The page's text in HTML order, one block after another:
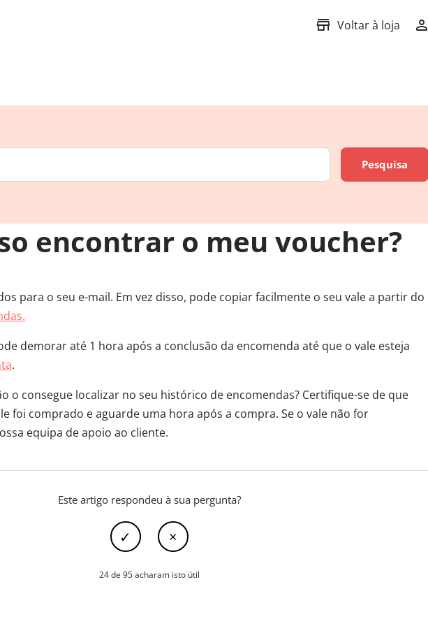
store Voltar à loja person
encontrar o meu voucher?
para o seu e-mail. Em vez disso, pode copiar facilmente o seu vale a partir do
demorar até 1 hora após a conclusão da encomenda até que o vale esteja
.
o consegue localizar no seu histórico de encomendas? Certifique-se de que
foi comprado e aguarde uma hora após a compra. Se o vale não for
equipa de apoio ao cliente.
Este artigo respondeu à sua pergunta?
24 de 95 acharam isto útil